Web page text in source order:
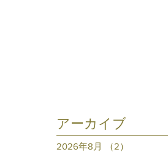
アーカイブ
2026年8月 （2）